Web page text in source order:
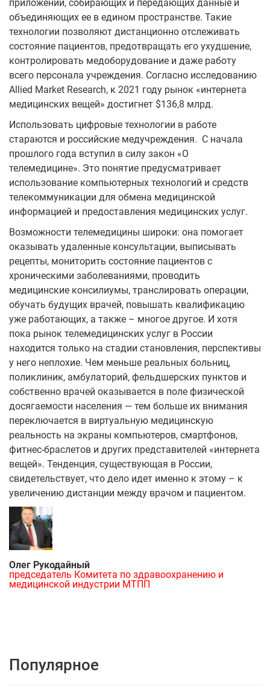
приложений, собирающих и передающих данные и
объединяющих ее в едином пространстве. Такие
технологии позволяют дистанционно отслеживать
состояние пациентов, предотвращать его ухудшение,
контролировать медоборудование и даже работу
всего персонала учреждения. Согласно исследованию
Allied Market Research, к 2021 году рынок «интернета
медицинских вещей» достигнет $136,8 млрд.
Использовать цифровые технологии в работе
стараются и российские медучреждения. С начала
прошлого года вступил в силу закон «О
телемедицине». Это понятие предусматривает
использование компьютерных технологий и средств
телекоммуникации для обмена медицинской
информацией и предоставления медицинских услуг.
Возможности телемедицины широки: она помогает
оказывать удаленные консультации, выписывать
рецепты, мониторить состояние пациентов с
хроническими заболеваниями, проводить
медицинские консилиумы, транслировать операции,
обучать будущих врачей, повышать квалификацию
уже работающих, а также – многое другое. И хотя
пока рынок телемедицинских услуг в России
находится только на стадии становления, перспективы
у него неплохие. Чем меньше реальных больниц,
поликлиник, амбулаторий, фельдшерских пунктов и
собственно врачей оказывается в поле физической
досягаемости населения — тем больше их внимания
переключается в виртуальную медицинскую
реальность на экраны компьютеров, смартфонов,
фитнес-браслетов и других представителей «интернета
вещей». Тенденция, существующая в России,
свидетельствует, что дело идет именно к этому – к
увеличению дистанции между врачом и пациентом.
Олег Рукодайный
председатель Комитета по здравоохранению и
медицинской индустрии МТПП
Популярное